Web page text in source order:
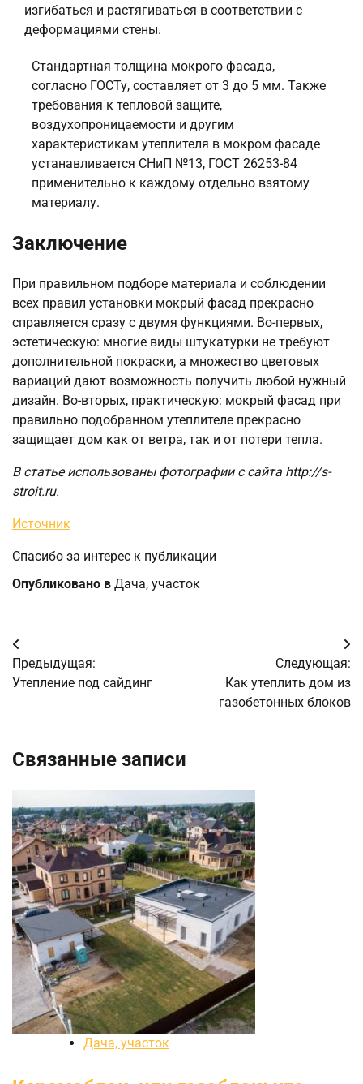
изгибаться и растягиваться в соответствии с
деформациями стены.
Стандартная толщина мокрого фасада,
согласно ГОСТу, составляет от 3 до 5 мм. Также
требования к тепловой защите,
воздухопроницаемости и другим
характеристикам утеплителя в мокром фасаде
устанавливается СНиП №13, ГОСТ 26253-84
применительно к каждому отдельно взятому
материалу.
Заключение
При правильном подборе материала и соблюдении
всех правил установки мокрый фасад прекрасно
справляется сразу с двумя функциями. Во-первых,
эстетическую: многие виды штукатурки не требуют
дополнительной покраски, а множество цветовых
вариаций дают возможность получить любой нужный
дизайн. Во-вторых, практическую: мокрый фасад при
правильно подобранном утеплителе прекрасно
защищает дом как от ветра, так и от потери тепла.
В статье использованы фотографии с сайта http://s-
stroit.ru.
Источник
Спасибо за интерес к публикации
Опубликовано в Дача, участок
Навигация
по
Предыдущая:
Утепление под сайдинг
Следующая:
Как утеплить дом из
газобетонных блоков
Связанные записи
Дача, участок